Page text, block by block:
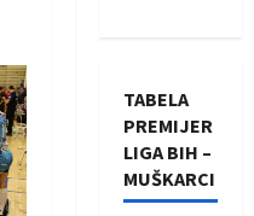
TABELA
PREMIJER
LIGA BIH –
MUŠKARCI